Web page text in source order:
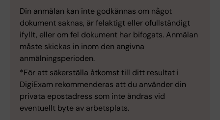
Din anmälan kan inte godkännas om något
dokument saknas, är felaktigt eller ofullständigt
ifyllt, eller om fel dokument har bifogats. Anmälan
måste skickas in inom den angivna
anmälningsperioden.
*För att säkerställa åtkomst till ditt resultat i
DigiExam rekommenderas att du använder din
privata epostadress som inte ändras vid
eventuellt byte av arbetsplats.